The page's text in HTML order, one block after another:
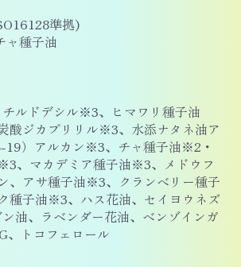
準拠)
種子油
チルドデシル※3、ヒマワリ種子油
酸ジカプリリル※3、水添ナタネ油ア
19）アルカン※3、チャ種子油※2・
、マカデミア種子油※3、メドウフ
、アサ種子油※3、クランベリー種子
種子油※3、ハス花油、セイヨウネズ
油、ラベンダー花油、ベンゾインガ
、トコフェロール